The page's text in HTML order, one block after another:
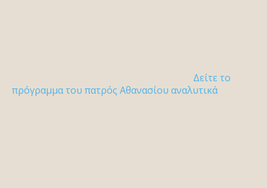
Δείτε το
πρόγραμμα του πατρός Αθανασίου αναλυτικά